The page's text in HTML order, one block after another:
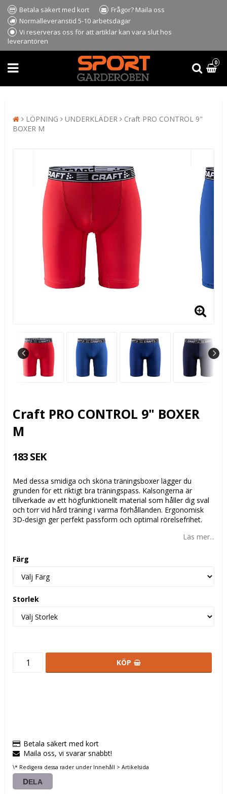
Betala säkert med kort
Frågor? Maila oss
Normalleveranstid 5-10 arbetsdagar
Vi reserveras oss för att artiklar kan vara slut hos
leverantören
0
LÖPNING UNDERKLÄDER
Craft PRO CONTROL 9"
BOXER M
Craft PRO CONTROL 9" BOXER
M
183 SEK
Med dessa smidiga och sköna träningsboxer lägger du
grunden för ett riktigt bra träningspass. Kalsongerna är
tillverkade av ett högfunktionellt material som håller dig sval
och torr vid hård träning i varma förhållanden. Ergonomisk
3D-design ger perfekt passform och optimal rörelsefrihet.
Läs mer...
Färg
Storlek
KÖP
Betala säkert med kort
Maila oss, vi svarar snabbt!
\* Redigera dessa rader under Innehåll > Artikelsida
DELA